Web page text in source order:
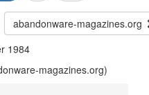
abandonware-magazines.org
1984
magazines.org)